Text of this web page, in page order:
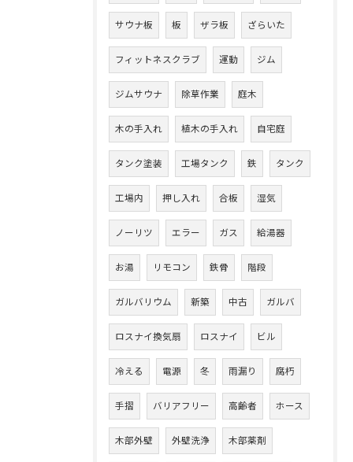
サウナ板 板 ザラ板 ざらいた
フィットネスクラブ 運動 ジム
ジムサウナ 除草作業 庭木
木の手入れ 植木の手入れ 自宅庭
タンク塗装 工場タンク 鉄 タンク
工場内 押し入れ 合板 湿気
ノーリツ エラー ガス 給湯器
お湯 リモコン 鉄骨 階段
ガルバリウム 新築 中古 ガルバ
ロスナイ換気扇 ロスナイ ビル
冷える 電源 冬 雨漏り 腐朽
手摺 バリアフリー 高齢者 ホース
木部外壁 外壁洗浄 木部薬剤